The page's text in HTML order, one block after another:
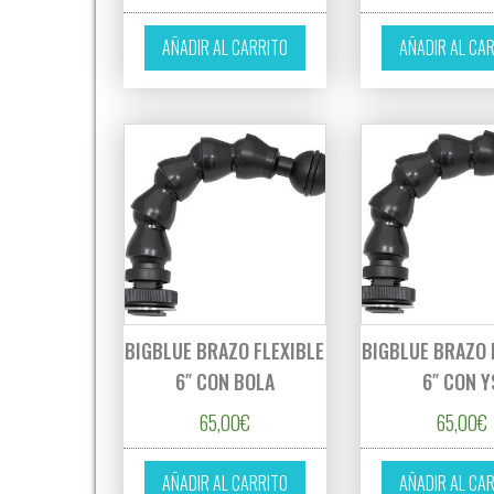
AÑADIR AL CARRITO AÑADIR AL
BIGBLUE BRAZO FLEXIBLE
6″ CON BOLA
65,00€
AÑADIR AL CARRITO
BIGBLUE BRAZO
6″ CON
65,00€
AÑADIR AL